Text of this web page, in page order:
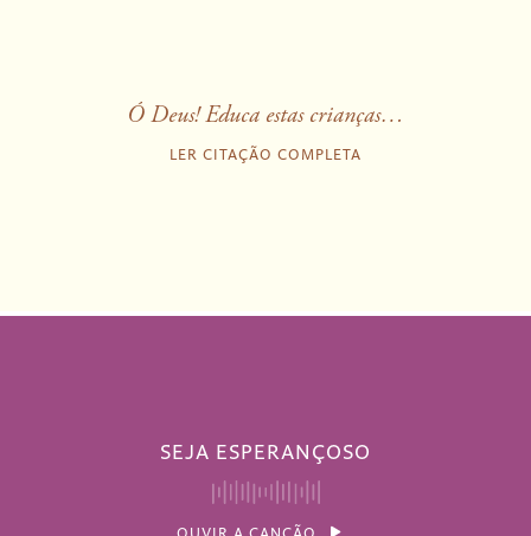
Ó Deus! Educa estas crianças…
LER CITAÇÃO COMPLETA
SEJA ESPERANÇOSO